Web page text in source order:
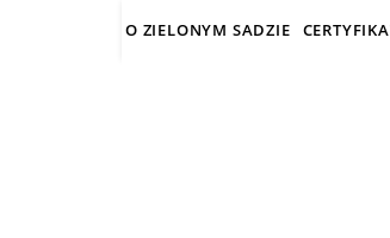
O ZIELONYM SADZIE